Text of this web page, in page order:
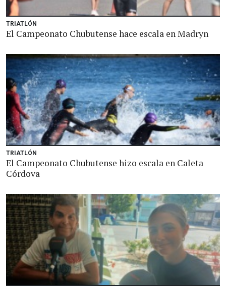
TRIATLÓN
El Campeonato Chubutense hace escala en Madryn
TRIATLÓN
El Campeonato Chubutense hizo escala en Caleta
Córdova